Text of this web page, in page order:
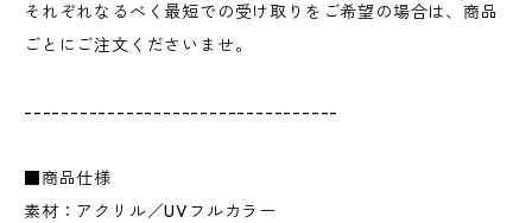
それぞれなるべく最短での受け取りをご希望の場合は、商品
ごとにご注文くださいませ。
----------------------------------
■商品仕様
素材：アクリル／UVフルカラー